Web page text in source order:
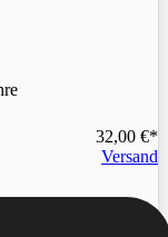
32,00 €
Versand